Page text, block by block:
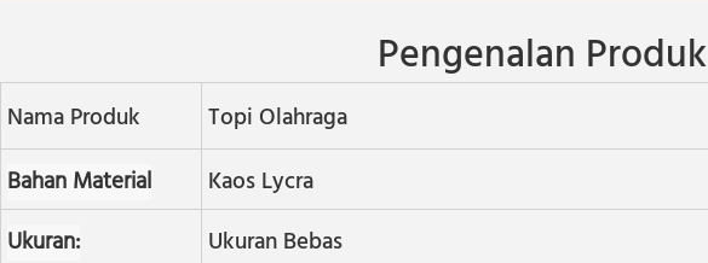
Pengenalan Produk
Nama Produk
Topi Olahraga
Bahan Material
Kaos Lycra
Ukuran:
Ukuran Bebas